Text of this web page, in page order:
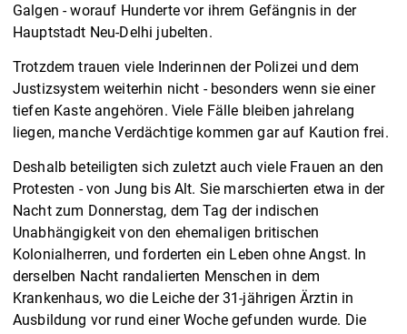
Galgen - worauf Hunderte vor ihrem Gefängnis in der
Hauptstadt Neu-Delhi jubelten.
Trotzdem trauen viele Inderinnen der Polizei und dem
Justizsystem weiterhin nicht - besonders wenn sie einer
tiefen Kaste angehören. Viele Fälle bleiben jahrelang
liegen, manche Verdächtige kommen gar auf Kaution frei.
Deshalb beteiligten sich zuletzt auch viele Frauen an den
Protesten - von Jung bis Alt. Sie marschierten etwa in der
Nacht zum Donnerstag, dem Tag der indischen
Unabhängigkeit von den ehemaligen britischen
Kolonialherren, und forderten ein Leben ohne Angst. In
derselben Nacht randalierten Menschen in dem
Krankenhaus, wo die Leiche der 31-jährigen Ärztin in
Ausbildung vor rund einer Woche gefunden wurde. Die